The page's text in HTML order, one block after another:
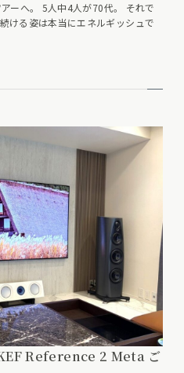
ーへ。 5人中4人が70代。 それで
ける姿は本当にエネルギッシュで
Reference 2 Meta ご